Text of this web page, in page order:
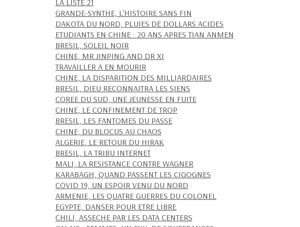
LA LISTE 21
GRANDE-SYNTHE, L'HISTOIRE SANS FIN
DAKOTA DU NORD, PLUIES DE DOLLARS ACIDES
ETUDIANTS EN CHINE : 20 ANS APRES TIAN ANMEN
BRESIL, SOLEIL NOIR
CHINE, MR JINPING AND DR XI
TRAVAILLER A EN MOURIR
CHINE, LA DISPARITION DES MILLIARDAIRES
BRESIL, DIEU RECONNAITRA LES SIENS
COREE DU SUD, UNE JEUNESSE EN FUITE
CHINE, LE CONFINEMENT DE TROP
BRESIL, LES FANTOMES DU PASSE
CHINE, DU BLOCUS AU CHAOS
ALGERIE, LE RETOUR DU HIRAK
BRESIL, LA TRIBU INTERNET
MALI, LA RESISTANCE CONTRE WAGNER
KARABAGH, QUAND PASSENT LES CIGOGNES
COVID 19, UN ESPOIR VENU DU NORD
ARMENIE, LES QUATRE GUERRES DU COLONEL
EGYPTE, DANSER POUR ETRE LIBRE
CHILI, ASSECHE PAR LES DATA CENTERS